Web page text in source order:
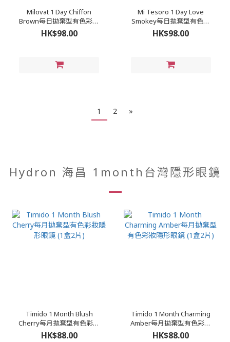
Milovat 1 Day Chiffon
Brown每日拋棄型有色彩妝
隱形眼鏡 (1盒10片)
HK$98.00
Mi Tesoro 1 Day Love
Smokey每日拋棄型有色彩
妝隱形眼鏡 (1盒10片)
HK$98.00
1 2 »
Hydron 海昌 1month台灣隱形眼鏡
Timido 1 Month Blush
Cherry每月拋棄型有色彩妝
隱形眼鏡 (1盒2片)
HK$88.00
Timido 1 Month Charming
Amber每月拋棄型有色彩妝
隱形眼鏡 (1盒2片)
HK$88.00